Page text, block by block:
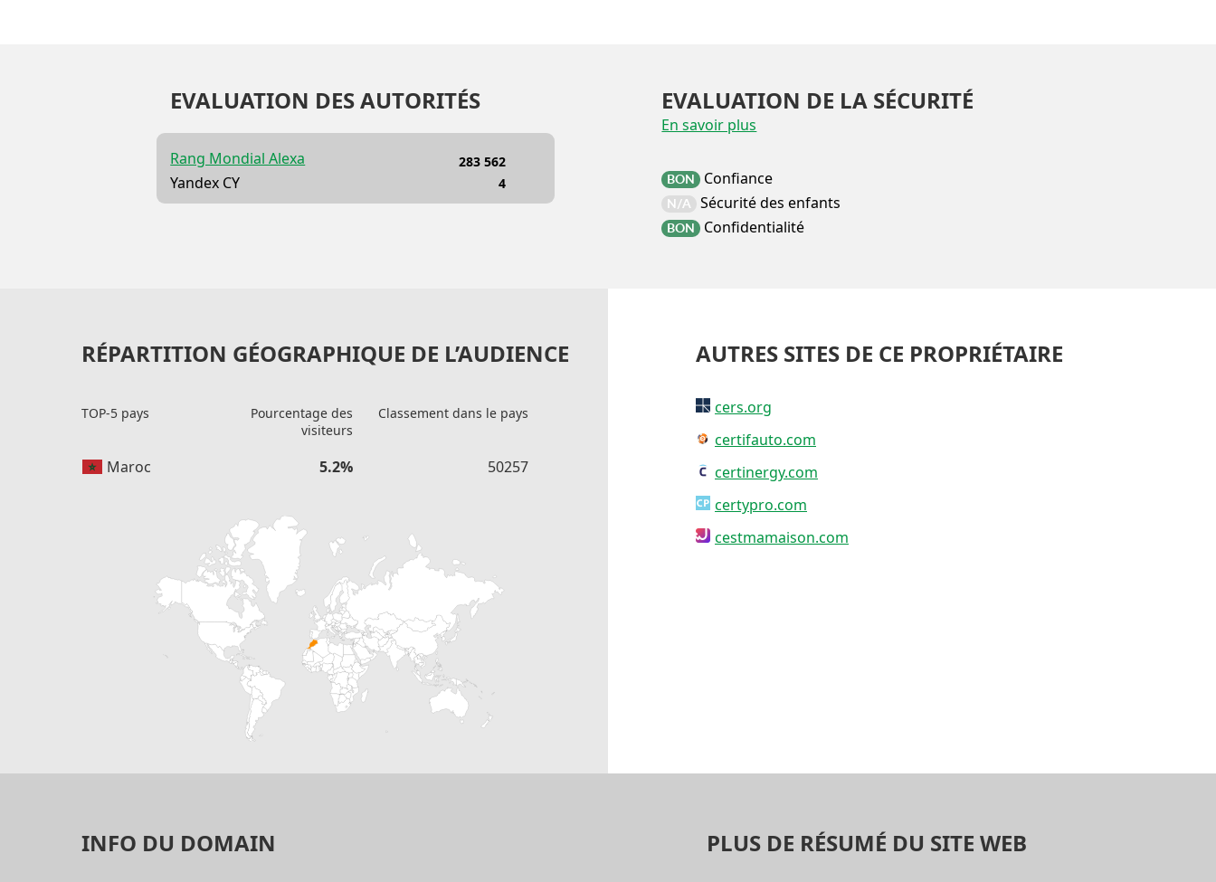
EVALUATION DES AUTORITÉS
Rang Mondial Alexa
Yandex CY
283 562
4
EVALUATION DE LA SÉCURITÉ
En savoir plus
BON Confiance
N/A Sécurité des enfants
BON Confidentialité
RÉPARTITION GÉOGRAPHIQUE DE L’AUDIENCE
TOP-5 pays
Pourcentage des
visiteurs
Classement dans le pays
Maroc 5.2% 50257
AUTRES SITES DE CE PROPRIÉTAIRE
cers.org
certifauto.com
certinergy.com
certypro.com
cestmamaison.com
INFO DU DOMAIN PLUS DE RÉSUMÉ DU SITE WEB